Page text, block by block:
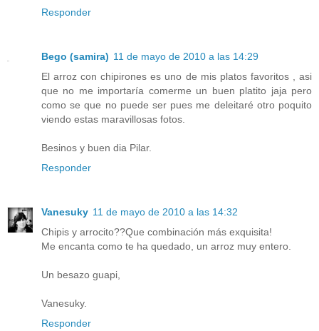
Responder
Bego (samira) 11 de mayo de 2010 a las 14:29
El arroz con chipirones es uno de mis platos favoritos , asi
que no me importaría comerme un buen platito jaja pero
como se que no puede ser pues me deleitaré otro poquito
viendo estas maravillosas fotos.
Besinos y buen dia Pilar.
Responder
Vanesuky 11 de mayo de 2010 a las 14:32
Chipis y arrocito??Que combinación más exquisita!
Me encanta como te ha quedado, un arroz muy entero.
Un besazo guapi,
Vanesuky.
Responder